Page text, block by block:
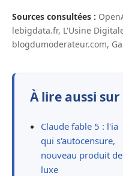
Sources consultées :
lebigdata.fr, L'Usine
blogdumoderateur.com,
À lire aussi
Claude fable 5 : l'ia
qui s'autocensure,
nouveau produit de
luxe